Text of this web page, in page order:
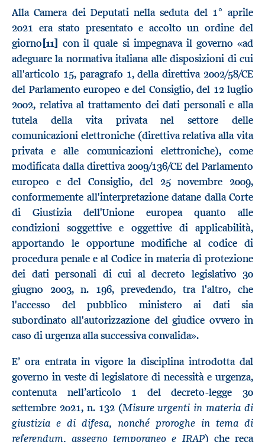
Alla Camera dei Deputati nella seduta del 1° aprile
2021 era stato presentato e accolto un ordine del
giorno [11] con il quale si impegnava il governo «ad
adeguare la normativa italiana alle disposizioni di cui
all'articolo 15, paragrafo 1, della direttiva 2002/58/CE
del Parlamento europeo e del Consiglio, del 12 luglio
2002, relativa al trattamento dei dati personali e alla
tutela della vita privata nel settore delle
comunicazioni elettroniche (direttiva relativa alla vita
privata e alle comunicazioni elettroniche), come
modificata dalla direttiva 2009/136/CE del Parlamento
europeo e del Consiglio, del 25 novembre 2009,
conformemente all'interpretazione datane dalla Corte
di Giustizia dell'Unione europea quanto alle
condizioni soggettive e oggettive di applicabilità,
apportando le opportune modifiche al codice di
procedura penale e al Codice in materia di protezione
dei dati personali di cui al decreto legislativo 30
giugno 2003, n. 196, prevedendo, tra l'altro, che
l'accesso del pubblico ministero ai dati sia
subordinato all'autorizzazione del giudice ovvero in
caso di urgenza alla successiva convalida».
E’ ora entrata in vigore la disciplina introdotta dal
governo in veste di legislatore di necessità e urgenza,
contenuta nell’articolo 1 del decreto-legge 30
settembre 2021, n. 132 (Misure urgenti in materia di
giustizia e di difesa, nonché proroghe in tema di
referendum, assegno temporaneo e IRAP) che reca